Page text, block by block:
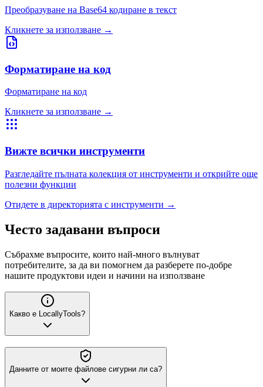
Преобразуване на Base64 кодиране в текст
Кликнете за използване →
Форматиране на код
Форматиране на код
Кликнете за използване →
Вижте всички инструменти
Разгледайте пълната колекция от инструменти и открийте още
полезни функции
Отидете в директорията с инструменти →
Често задавани въпроси
Събрахме въпросите, които най-много вълнуват
потребителите, за да ви помогнем да разберете по-добре
нашите продуктови идеи и начини на използване
Какво е LocallyTools?
Данните от моите файлове сигурни ли са?